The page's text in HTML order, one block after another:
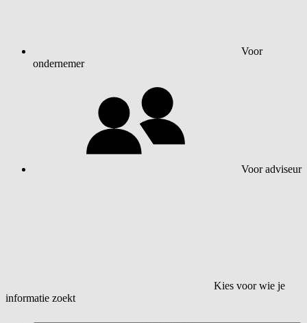
Voor
ondernemer
Voor adviseur
Kies voor wie je
informatie zoekt